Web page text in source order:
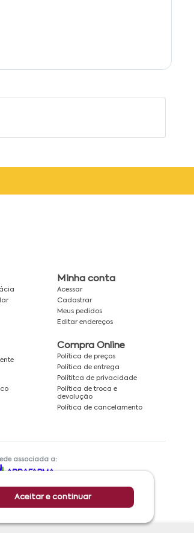
Aceitar e continuar
Minha conta
Acessar
Cadastrar
Meus pedidos
Editar endereços
Compra Online
Política de preços
Política de entrega
Polítitca de privacidade
Política de troca e
devolução
Política de cancelamento
associada a: